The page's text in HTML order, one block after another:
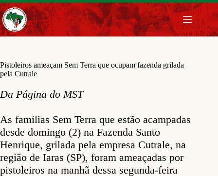
Pular
para
o
conteúdo
Pistoleiros ameaçam Sem Terra que ocupam fazenda grilada
pela Cutrale
Da Página do MST
As famílias Sem Terra que estão acampadas
desde domingo (2) na Fazenda Santo
Henrique, grilada pela empresa Cutrale, na
região de Iaras (SP), foram ameaçadas por
pistoleiros na manhã dessa segunda-feira